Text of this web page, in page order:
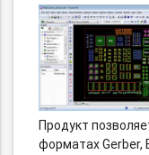
Продукт
форматах Gerber,